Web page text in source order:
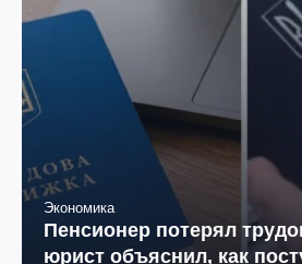
Экономика
Пенсионер потерял